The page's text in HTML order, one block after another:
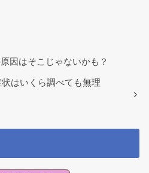
因はそこじゃないかも？
状はいくら調べても無理